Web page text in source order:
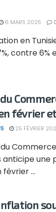
6 MARS 2025
en
contre 6%
février
25 FÉVRIER
une
février ...